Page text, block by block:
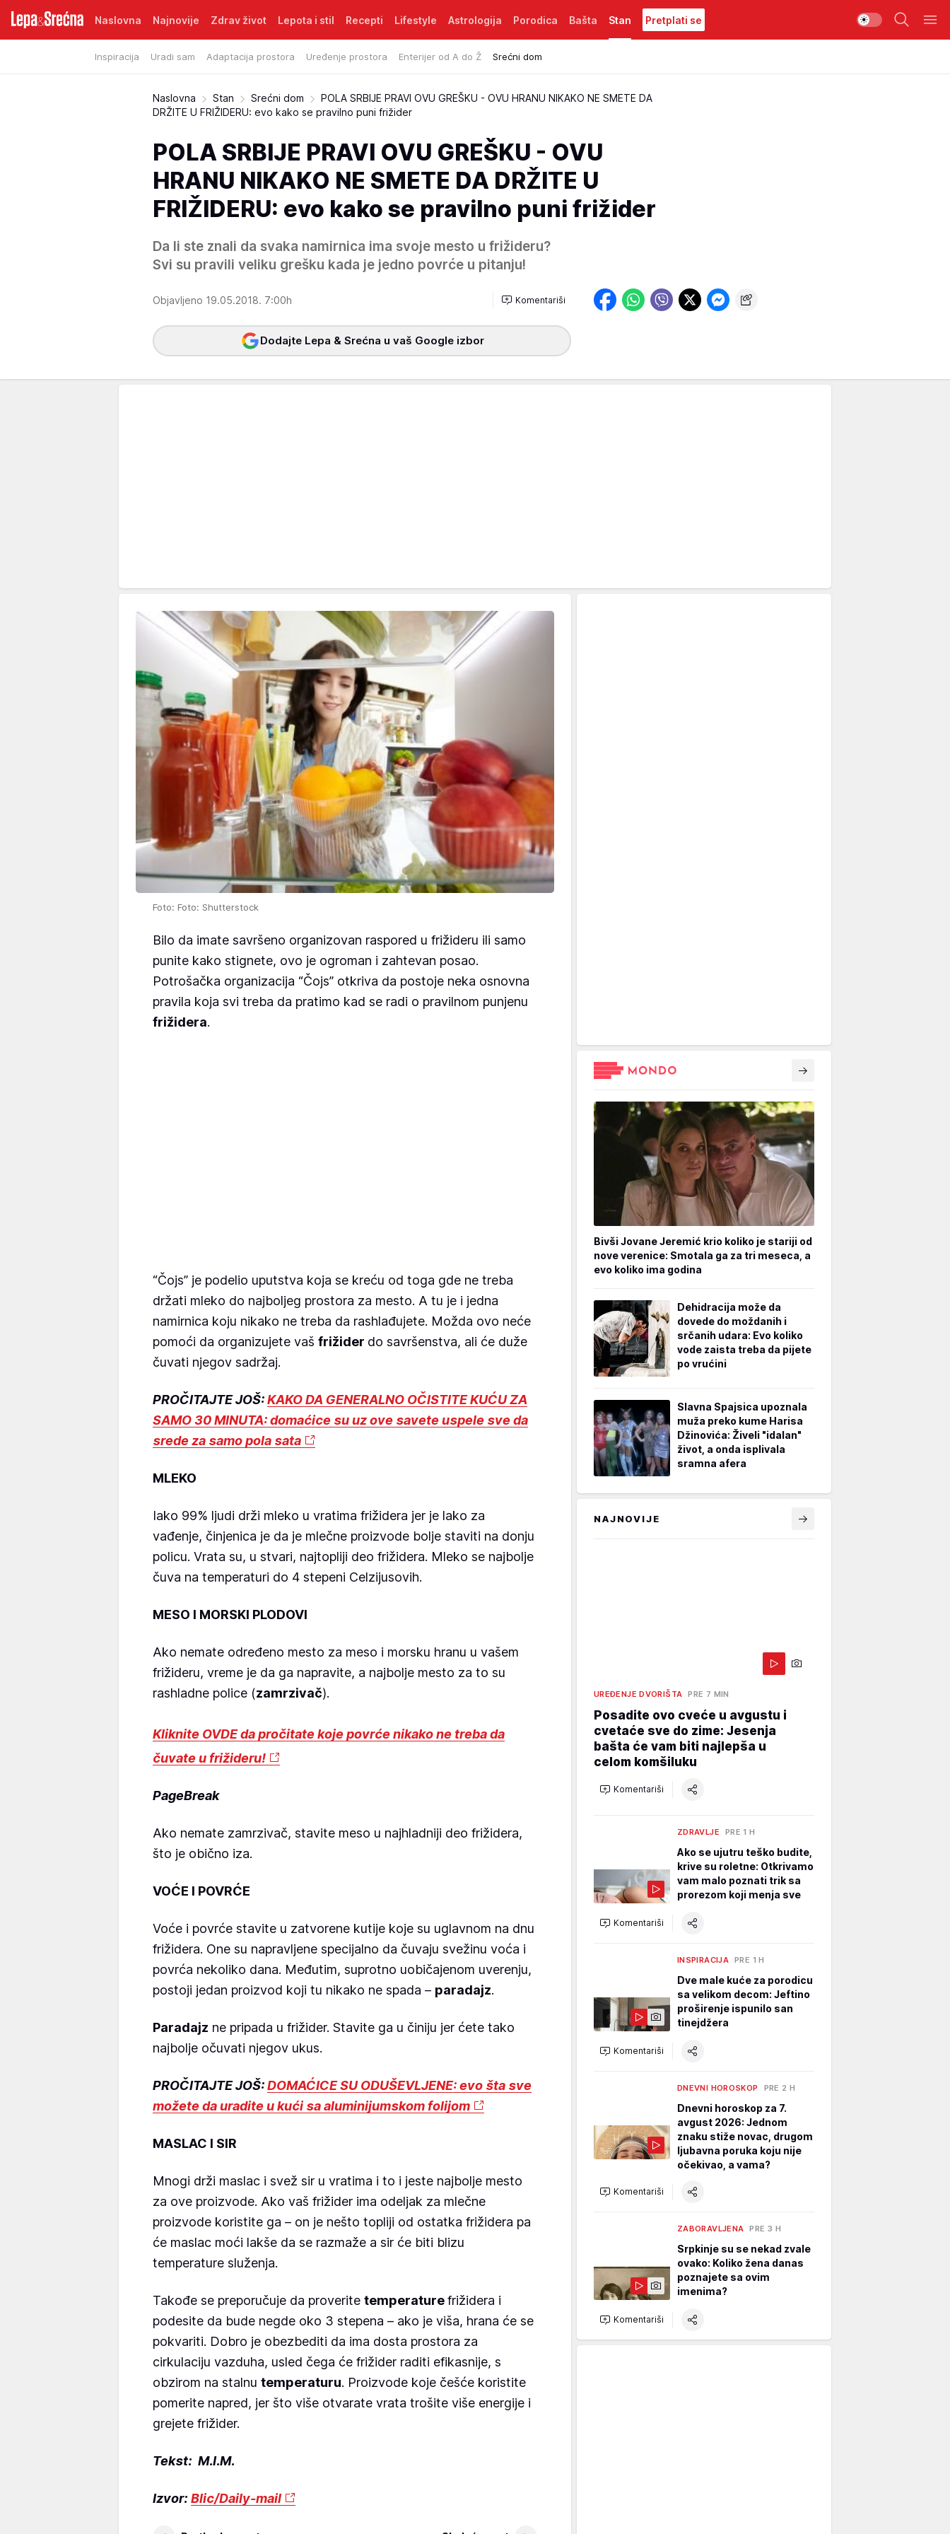
Naslovna Najnovije Zdrav život Lepota i stil Recepti Lifestyle Astrologija Porodica Bašta Stan
Inspiracija Uradi sam Adaptacija prostora Uređenje prostora Enterijer od A do Ž Srećni dom
Pretplati se
Naslovna Stan Srećni dom
POLA SRBIJE PRAVI OVU GREŠKU - OVU HRANU NIKAKO NE SMETE DA
DRŽITE U FRIŽIDERU: evo kako se pravilno puni frižider
POLA SRBIJE PRAVI OVU GREŠKU - OVU
HRANU NIKAKO NE SMETE DA DRŽITE U
FRIŽIDERU: evo kako se pravilno puni frižider
Da li ste znali da svaka namirnica ima svoje mesto u frižideru?
Svi su pravili veliku grešku kada je jedno povrće u pitanju!
Objavljeno 19.05.2018. 7:00h Komentariši
Dodajte Lepa & Srećna u vaš Google izbor
Foto: Foto: Shutterstock
Bilo da imate savršeno organizovan raspored u frižideru ili samo
punite kako stignete, ovo je ogroman i zahtevan posao.
Potrošačka organizacija “Čojs” otkriva da postoje neka osnovna
pravila koja svi treba da pratimo kad se radi o pravilnom punjenu
frižidera.
“Čojs” je podelio uputstva koja se kreću od toga gde ne treba
držati mleko do najboljeg prostora za mesto. A tu je i jedna
namirnica koju nikako ne treba da rashlađujete. Možda ovo neće
pomoći da organizujete vaš frižider do savršenstva, ali će duže
čuvati njegov sadržaj.
PROČITAJTE JOŠ:KAKO DA GENERALNO OČISTITE KUĆU ZA
SAMO 30 MINUTA: domaćice su uz ove savete uspele sve da
srede za samo pola sata
MLEKO
Iako 99% ljudi drži mleko u vratima frižidera jer je lako za
vađenje, činjenica je da je mlečne proizvode bolje staviti na donju
policu. Vrata su, u stvari, najtopliji deo frižidera. Mleko se najbolje
čuva na temperaturi do 4 stepeni Celzijusovih.
MESO I MORSKI PLODOVI
Ako nemate određeno mesto za meso i morsku hranu u vašem
frižideru, vreme je da ga napravite, a najbolje mesto za to su
rashladne police (zamrzivač).
Kliknite OVDE da pročitate koje povrće nikako ne treba da
čuvate u frižideru!
PageBreak
Ako nemate zamrzivač, stavite meso u najhladniji deo frižidera,
što je obično iza.
VOĆE I POVRĆE
Voće i povrće stavite u zatvorene kutije koje su uglavnom na dnu
frižidera. One su napravljene specijalno da čuvaju svežinu voća i
povrća nekoliko dana. Međutim, suprotno uobičajenom uverenju,
postoji jedan proizvod koji tu nikako ne spada – paradajz.
Paradajz ne pripada u frižider. Stavite ga u činiju jer ćete tako
najbolje očuvati njegov ukus.
PROČITAJTE JOŠ:DOMAĆICE SU ODUŠEVLJENE: evo šta sve
možete da uradite u kući sa aluminijumskom folijom
MASLAC I SIR
Mnogi drži maslac i svež sir u vratima i to i jeste najbolje mesto
za ove proizvode. Ako vaš frižider ima odeljak za mlečne
proizvode koristite ga – on je nešto topliji od ostatka frižidera pa
će maslac moći lakše da se razmaže a sir će biti blizu
temperature služenja.
Takođe se preporučuje da proverite temperaturefrižidera i
podesite da bude negde oko 3 stepena – ako je viša, hrana će se
pokvariti. Dobro je obezbediti da ima dosta prostora za
cirkulaciju vazduha, usled čega će frižider raditi efikasnije, s
obzirom na stalnu temperaturu. Proizvode koje češće koristite
pomerite napred, jer što više otvarate vrata trošite više energije i
grejete frižider.
Tekst: M.I.M.
Izvor: Blic/Daily-mail
Bivši Jovane Jeremić krio koliko je stariji od
nove verenice: Smotala ga za tri meseca, a
evo koliko ima godina
Dehidracija može da
dovede do moždanih i
srčanih udara: Evo koliko
vode zaista treba da pijete
po vrućini
Slavna Spajsica upoznala
muža preko kume Harisa
Džinovića: Živeli "idalan"
život, a onda isplivala
sramna afera
NAJNOVIJE
UREĐENJE DVORIŠTA PRE 7 MIN
Posadite ovo cveće u avgustu i
cvetaće sve do zime: Jesenja
bašta će vam biti najlepša u
celom komšiluku
Komentariši
ZDRAVLJE PRE 1 H
Ako se ujutru teško budite,
krive su roletne: Otkrivamo
vam malo poznati trik sa
prorezom koji menja sve
Komentariši
INSPIRACIJA PRE 1 H
Dve male kuće za porodicu
sa velikom decom: Jeftino
proširenje ispunilo san
tinejdžera
Komentariši
DNEVNI HOROSKOP PRE 2 H
Dnevni horoskop za 7.
avgust 2026: Jednom
znaku stiže novac, drugom
ljubavna poruka koju nije
očekivao, a vama?
Komentariši
ZABORAVLJENA PRE 3 H
Srpkinje su se nekad zvale
ovako: Koliko žena danas
poznajete sa ovim
imenima?
Komentariši